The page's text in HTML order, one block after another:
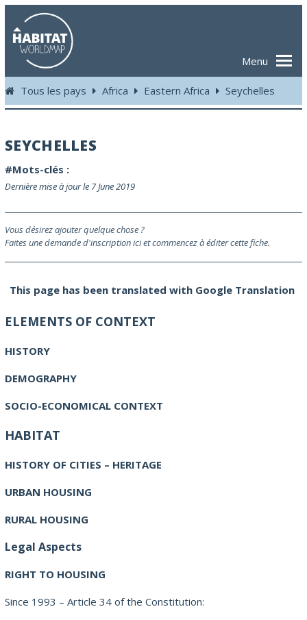
Menu
Tous les pays Africa Eastern Africa Seychelles
SEYCHELLES
#Mots-clés :
Dernière mise à jour le 7 June 2019
Vous désirez ajouter quelque chose ?
Faites une demande d'inscription ici et commencez à éditer cette fiche.
This page has been translated with Google Translation
ELEMENTS OF CONTEXT
HISTORY
DEMOGRAPHY
SOCIO-ECONOMICAL CONTEXT
HABITAT
HISTORY OF CITIES – HERITAGE
URBAN HOUSING
RURAL HOUSING
Legal Aspects
RIGHT TO HOUSING
Since 1993 – Article 34 of the Constitution: